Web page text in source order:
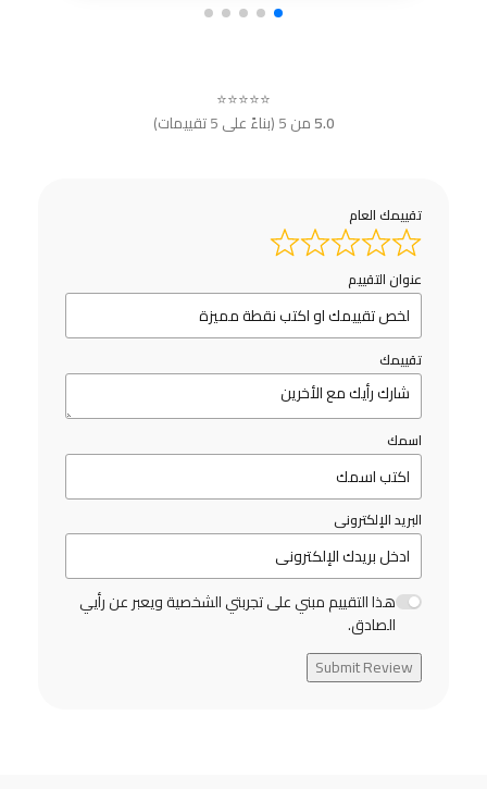
⭐⭐⭐⭐⭐
5.0من 5 (بناءً على 5 تقييمات)
تقييمك العام
عنوان التقييم
تقييمك
اسمك
البريد الإلكترونى
هذا التقييم مبني على تجربتي الشخصية ويعبر عن رأيي
الصادق.
Submit Review